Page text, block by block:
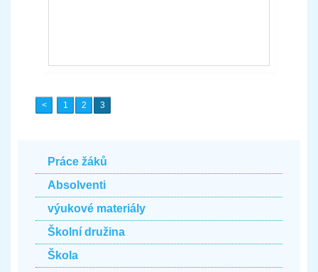
1 2 3
Práce žáků
Absolventi
výukové materiály
Školní družina
Škola